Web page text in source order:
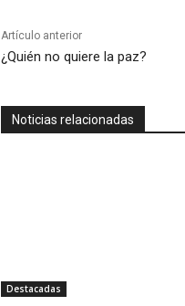
Artículo anterior
¿Quién no quiere la paz?
Noticias relacionadas
Destacadas